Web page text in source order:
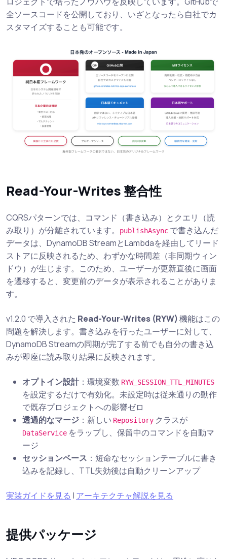
全ソースコードを公開しており、いざとなったら自社でカ
スタマイズすることも可能です。
Read-Your-Writes 整合性
CQRSパターンでは、コマンド（書き込み）とクエリ（読
み取り）が分離されています。
publishAsync で書き込んだ
データは、DynamoDB StreamとLambdaを経由してリード
ストアに反映されるため、わずかな時間差（非同期ウィン
ドウ）が生じます。このため、ユーザーが更新直後に画面
を遷移すると、変更前のデータが表示されることがありま
す。
v1.2.0 で導入された Read-Your-Writes (RYW)機能はこの
問題を解決します。書き込みを行ったユーザーに対して、
DynamoDB Streamの同期が完了する前でも自分の書き込
みが即座に読み取り結果に反映されます。
オプトイン設計：環境変数 RYW_SESSION_TTL_MINUTES
を設定するだけで有効化。未設定時は従来通りの動作
で既存プロジェクトへの影響ゼロ
透過的なマージ ：新しい Repository クラスが
DataService をラップし、保留中のコマンドを自動マ
ージ
セッションベース ：短命なセッションテーブルに書き
込みを記録し、TTL失効後は自動クリーンアップ
実装ガイドを見る | アーキテクチャ解説を見る
提供パッケージ